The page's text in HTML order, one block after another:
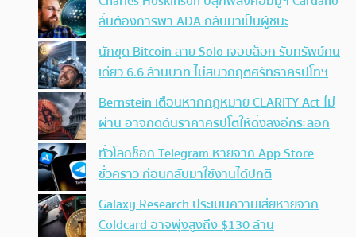
ลั่นต้องการพา ADA กลับมาเป็นผู้ชนะ
นักขุด Bitcoin สาย Solo เจอบล็อก รับทรัพย์คน
เดียว 6.6 ล้านบาท ไม่สนวิกฤตศรัทธาคริปโทฯ
Bernstein เตือนหากกฎหมาย CLARITY Act ไม่
ผ่าน อาจกดดันราคาคริปโตให้ดิ่งลงอีกระลอก
ทั่วโลกช็อก Telegram หายจาก App Store
ชั่วคราว ก่อนกลับมาใช้งานได้ปกติ
Galaxy Research ประเมินความเสียหายจาก
Coldcard อาจพุ่งสูงถึง $130 ล้าน